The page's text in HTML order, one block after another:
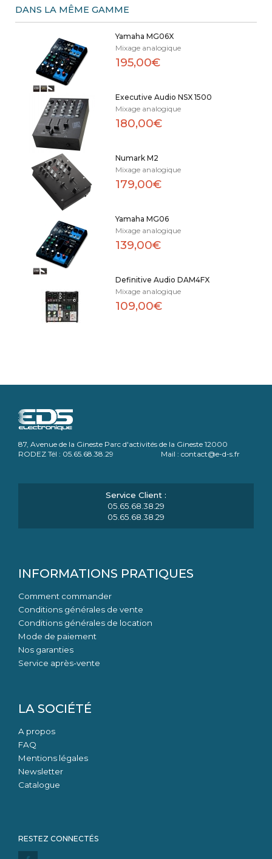
DANS LA MÊME GAMME
Yamaha MG06X
Mixage analogique
195,00€
Executive Audio NSX 1500
Mixage analogique
180,00€
Numark M2
Mixage analogique
179,00€
Yamaha MG06
Mixage analogique
139,00€
Definitive Audio DAM4FX
Mixage analogique
109,00€
87, Avenue de la Gineste Parc d'activités de la Gineste 12000
RODEZ Tél : 05.65.68.38.29 Mail : contact@e-d-s.fr
05.65.68.38.29
05.65.68.38.29
INFORMATIONS PRATIQUES
Comment commander
Conditions générales de vente
Conditions générales de location
Mode de paiement
Nos garanties
Service après-vente
LA SOCIÉTÉ
A propos
FAQ
Mentions légales
Newsletter
Catalogue